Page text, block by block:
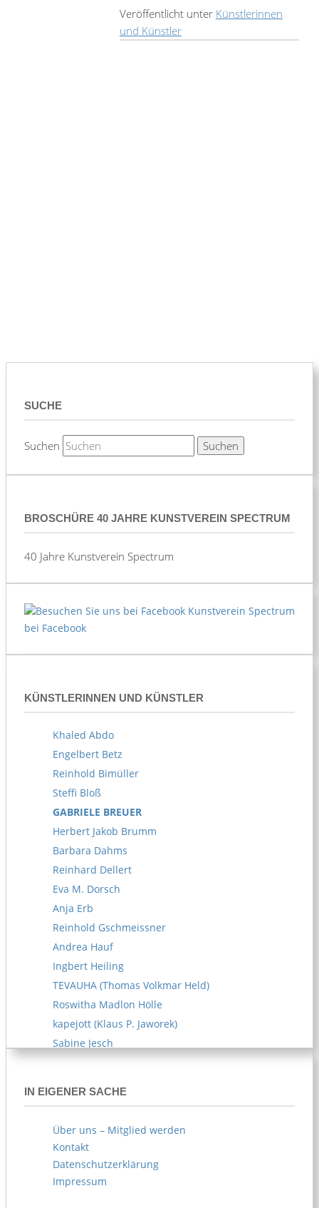
Veröffentlicht unter Künstlerinnen
und Künstler
SUCHE
Suchen
BROSCHÜRE 40 JAHRE KUNSTVEREIN SPECTRUM
40 Jahre Kunstverein Spectrum
Kunstverein Spectrum
bei Facebook
KÜNSTLERINNEN UND KÜNSTLER
Khaled Abdo
Engelbert Betz
Reinhold Bimüller
Steffi Bloß
GABRIELE BREUER
Herbert Jakob Brumm
Barbara Dahms
Reinhard Dellert
Eva M. Dorsch
Anja Erb
Reinhold Gschmeissner
Andrea Hauf
Ingbert Heiling
TEVAUHA (Thomas Volkmar Held)
Roswitha Madlon Hölle
kapejott (Klaus P. Jaworek)
Sabine Jesch
AKOE (Arife Körblein)
Norbert Köster
IN EIGENER SACHE
Über uns – Mitglied werden
Kontakt
Datenschutzerklärung
Impressum